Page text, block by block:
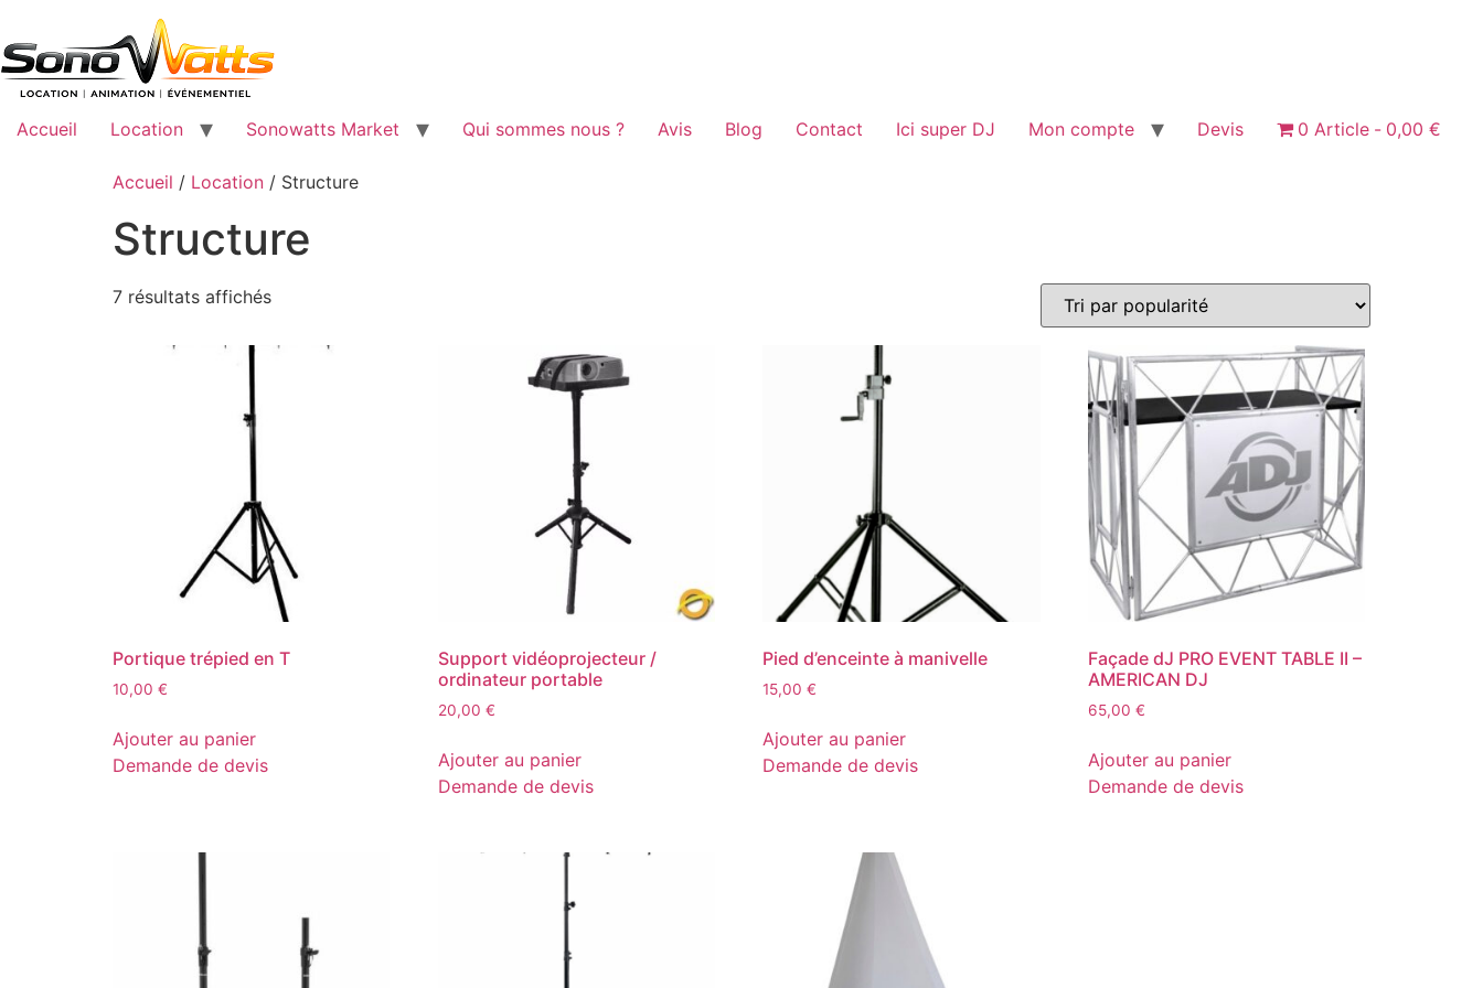
au
contenu
Accueil Location Sonowatts Market Qui sommes nous ? Avis Blog Contact Ici super DJ Mon compte Devis 0 Article 0,00 €
Accueil / Location / Structure
Structure
7 résultats affichésTrié
popularité
Portique trépied en T
10,00 €
Ajouter au panier
Demande de devis
Support vidéoprojecteur /
ordinateur portable
20,00 €
Ajouter au panier
Demande de devis
Pied d’enceinte à manivelle
15,00€
Ajouter au panier
Demande de devis
Façade dJ PRO EVENT TABLE II –
AMERICAN DJ
65,00€
Ajouter au panier
Demande de devis